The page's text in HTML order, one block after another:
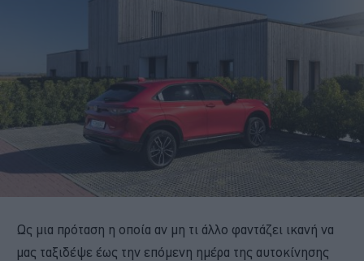
Ως μια πρόταση η οποία αν μη τι άλλο φαντάζει ικανή να
μας ταξιδέψε έως την επόμενη ημέρα της αυτοκίνησης